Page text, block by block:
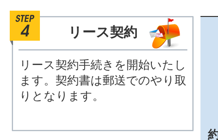
リース契約
リース契約手続きを開始いたし
ます。契約書は郵送でのやり取
りとなります。